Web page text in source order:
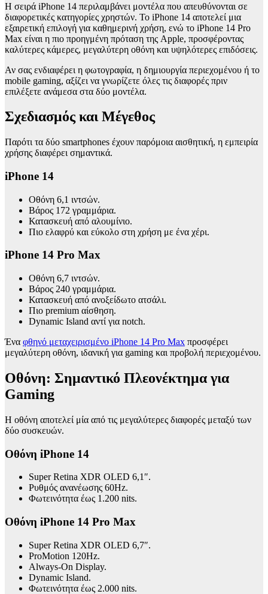
Η σειρά iPhone 14 περιλαμβάνει μοντέλα που απευθύνονται σε
διαφορετικές κατηγορίες χρηστών. Το iPhone 14 αποτελεί μια
εξαιρετική επιλογή για καθημερινή χρήση, ενώ το iPhone 14 Pro
Max είναι η πιο προηγμένη πρόταση της Apple, προσφέροντας
καλύτερες κάμερες, μεγαλύτερη οθόνη και υψηλότερες επιδόσεις.
Αν σας ενδιαφέρει η φωτογραφία, η δημιουργία περιεχομένου ή το
mobile gaming, αξίζει να γνωρίζετε όλες τις διαφορές πριν
επιλέξετε ανάμεσα στα δύο μοντέλα.
Σχεδιασμός και Μέγεθος
Παρότι τα δύο smartphones έχουν παρόμοια αισθητική, η εμπειρία
χρήσης διαφέρει σημαντικά.
iPhone 14
Οθόνη 6,1 ιντσών.
Βάρος 172 γραμμάρια.
Κατασκευή από αλουμίνιο.
Πιο ελαφρύ και εύκολο στη χρήση με ένα χέρι.
iPhone 14 Pro Max
Οθόνη 6,7 ιντσών.
Βάρος 240 γραμμάρια.
Κατασκευή από ανοξείδωτο ατσάλι.
Πιο premium αίσθηση.
Dynamic Island αντί για notch.
Ένα φθηνό μεταχειρισμένο iPhone 14 Pro Max προσφέρει
μεγαλύτερη οθόνη, ιδανική για gaming και προβολή περιεχομένου.
Οθόνη: Σημαντικό Πλεονέκτημα για
Gaming
Η οθόνη αποτελεί μία από τις μεγαλύτερες διαφορές μεταξύ των
δύο συσκευών.
Οθόνη iPhone 14
Super Retina XDR OLED 6,1″.
Ρυθμός ανανέωσης 60Hz.
Φωτεινότητα έως 1.200 nits.
Οθόνη iPhone 14 Pro Max
Super Retina XDR OLED 6,7″.
ProMotion 120Hz.
Always-On Display.
Dynamic Island.
Φωτεινότητα έως 2.000 nits.